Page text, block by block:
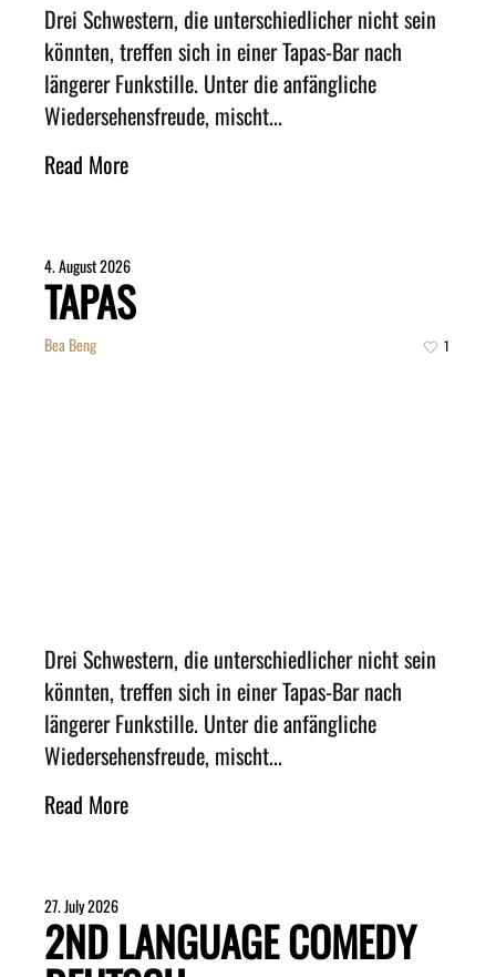
Drei Schwestern, die unterschiedlicher nicht sein
könnten, treffen sich in einer Tapas-Bar nach
längerer Funkstille. Unter die anfängliche
Wiedersehensfreude, mischt...
Read More
4. August 2026
TAPAS
Bea Beng 1
Drei Schwestern, die unterschiedlicher nicht sein
könnten, treffen sich in einer Tapas-Bar nach
längerer Funkstille. Unter die anfängliche
Wiedersehensfreude, mischt...
Read More
27. July 2026
2ND LANGUAGE COMEDY